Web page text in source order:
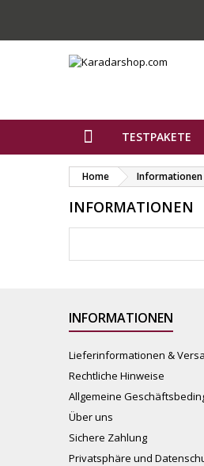
TESTPAKETE
Home Informationen
INFORMATIONEN
INFORMATIONEN
Lieferinformationen &
Rechtliche Hinweise
Allgemeine
Über uns
Sichere Zahlung
Privatsphäre und